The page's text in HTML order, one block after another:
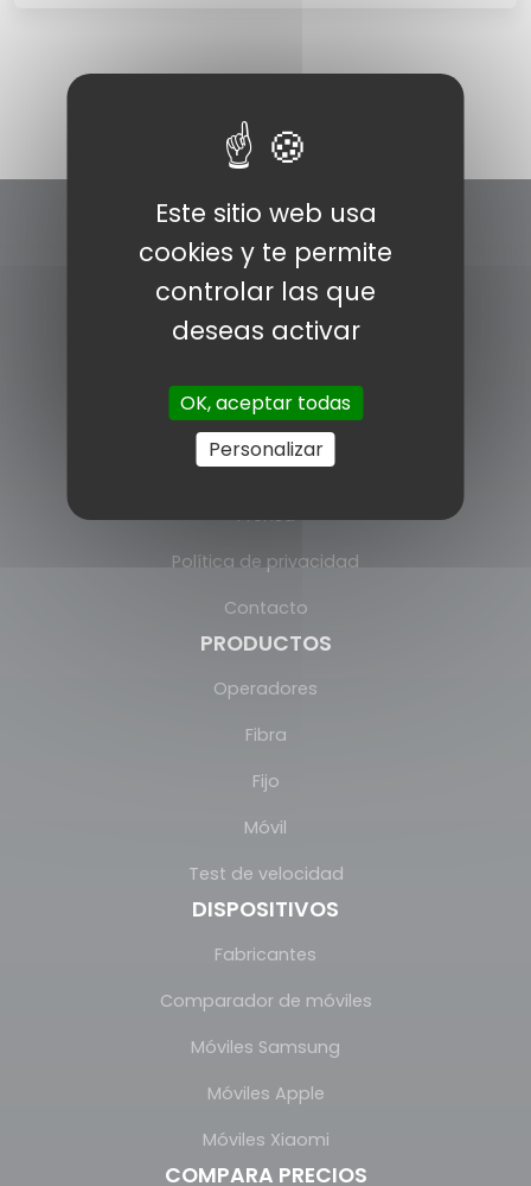
Pólitica de cookies
Aviso legal
Prensa
Política de privacidad
Contacto
PRODUCTOS
Operadores
Fibra
Fijo
Móvil
Test de velocidad
DISPOSITIVOS
Fabricantes
Comparador de móviles
Móviles Samsung
Móviles Apple
Móviles Xiaomi
COMPARA PRECIOS
Este sitio web usa
cookies y te permite
controlar las que
deseas activar
OK, aceptar todas
Personalizar